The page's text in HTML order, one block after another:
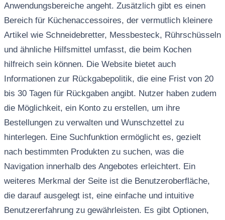
Anwendungsbereiche angeht. Zusätzlich gibt es einen
Bereich für Küchenaccessoires, der vermutlich kleinere
Artikel wie Schneidebretter, Messbesteck, Rührschüsseln
und ähnliche Hilfsmittel umfasst, die beim Kochen
hilfreich sein können. Die Website bietet auch
Informationen zur Rückgabepolitik, die eine Frist von 20
bis 30 Tagen für Rückgaben angibt. Nutzer haben zudem
die Möglichkeit, ein Konto zu erstellen, um ihre
Bestellungen zu verwalten und Wunschzettel zu
hinterlegen. Eine Suchfunktion ermöglicht es, gezielt
nach bestimmten Produkten zu suchen, was die
Navigation innerhalb des Angebotes erleichtert. Ein
weiteres Merkmal der Seite ist die Benutzeroberfläche,
die darauf ausgelegt ist, eine einfache und intuitive
Benutzererfahrung zu gewährleisten. Es gibt Optionen,